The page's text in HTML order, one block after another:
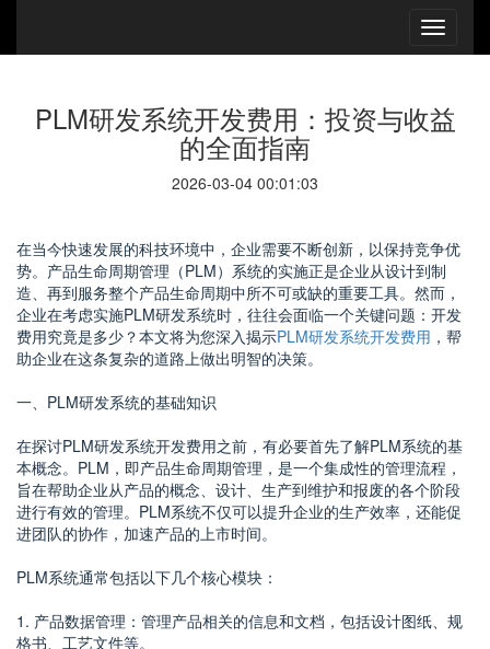
PLM研发系统开发费用：投资与收益
的全面指南
2026-03-04 00:01:03
在当今快速发展的科技环境中，企业需要不断创新，以保持竞争优
势。产品生命周期管理（PLM）系统的实施正是企业从设计到制
造、再到服务整个产品生命周期中所不可或缺的重要工具。然而，
企业在考虑实施PLM研发系统时，往往会面临一个关键问题：开发
费用究竟是多少？本文将为您深入揭示PLM研发系统开发费用 ，帮
助企业在这条复杂的道路上做出明智的决策。
一、PLM研发系统的基础知识
在探讨PLM研发系统开发费用之前，有必要首先了解PLM系统的基
本概念。PLM，即产品生命周期管理，是一个集成性的管理流程，
旨在帮助企业从产品的概念、设计、生产到维护和报废的各个阶段
进行有效的管理。PLM系统不仅可以提升企业的生产效率，还能促
进团队的协作，加速产品的上市时间。
PLM系统通常包括以下几个核心模块：
1. 产品数据管理：管理产品相关的信息和文档，包括设计图纸、规
格书、工艺文件等。